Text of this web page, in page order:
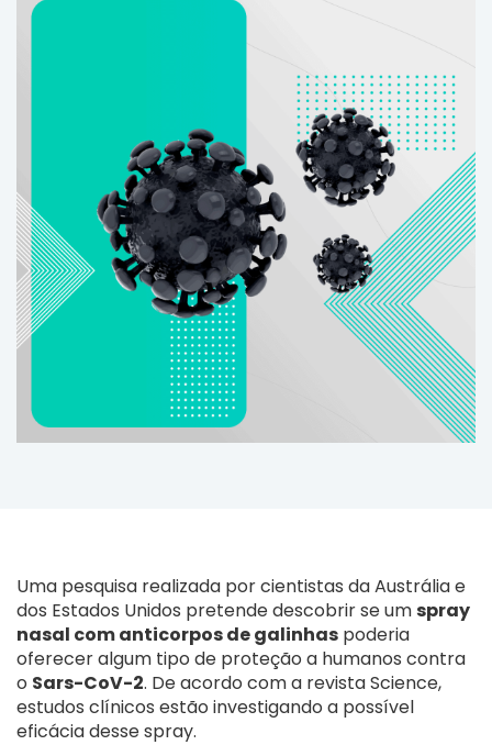
Uma pesquisa realizada por cientistas da Austrália e
dos Estados Unidos pretende descobrir se um spray
nasal com anticorpos de galinhas poderia
oferecer algum tipo de proteção a humanos contra
o Sars-CoV-2. De acordo com a revista Science,
estudos clínicos estão investigando a possível
eficácia desse spray.